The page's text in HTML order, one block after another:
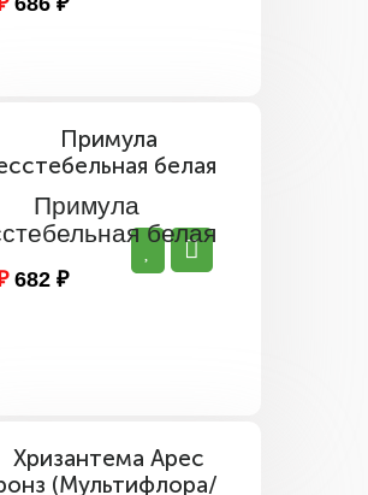
Примула
белая
682 ₽